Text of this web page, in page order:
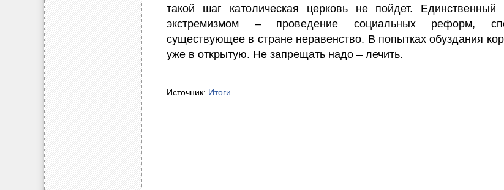
такой шаг католическая церковь не пойдет. Единственный
экстремизмом – проведение социальных реформ,
существующее в стране неравенство. В попытках обуздания
уже в открытую. Не запрещать надо – лечить.
Источник: Итоги